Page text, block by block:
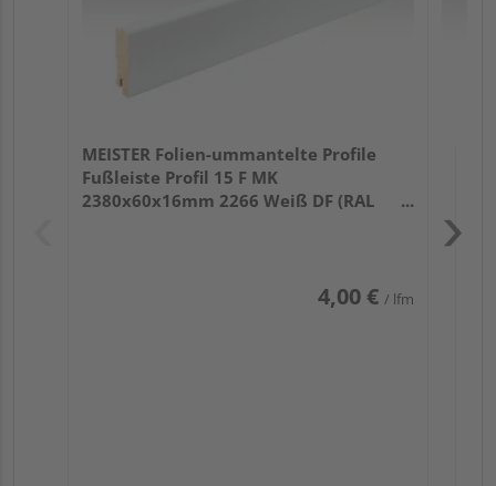
MEISTER Folien-ummantelte Profile
Fußleiste Profil 15 F MK
2380x60x16mm 2266 Weiß DF (RAL
4,00 € / lfm